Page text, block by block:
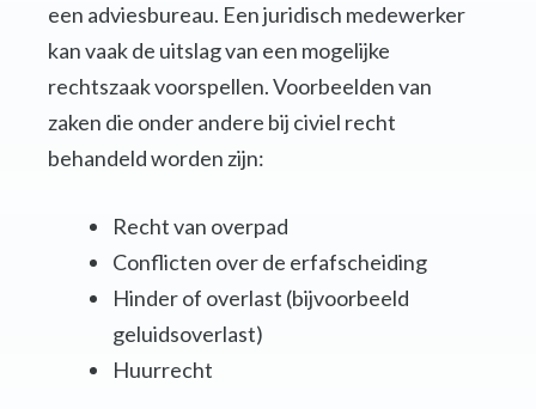
een adviesbureau. Een juridisch medewerker
kan vaak de uitslag van een mogelijke
rechtszaak voorspellen. Voorbeelden van
zaken die onder andere bij civiel recht
behandeld worden zijn:
Recht van overpad
Conflicten over de erfafscheiding
Hinder of overlast (bijvoorbeeld
geluidsoverlast)
Huurrecht